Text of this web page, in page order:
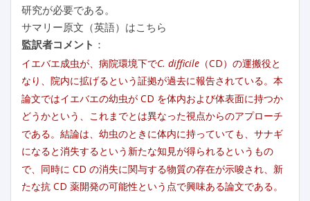
研究が必要である。
サマリー原文（英語）はこちら
監訳者コメント ：
イエバエ成虫が、病院環境下でC. difficile （CD）の運搬役と
なり、院内に拡げるという証拠が過去に報告されている。本
論文ではイエバエの幼虫が CD を体内および体表面に持つか
どうかという、これまでとは異なった視点からのアプローチ
である。結論は、幼虫のときに体内に持っていても、サナギ
になると消失するという新たな知見が得られるというもの
で、同時に CD の消失に関与する物質の存在が示唆され、新
たな抗 CD 薬開発の可能性という点で興味ある論文である。